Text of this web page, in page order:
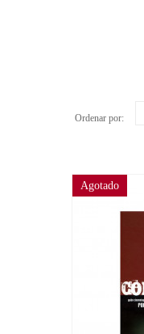
Ordenar por:
Agotado